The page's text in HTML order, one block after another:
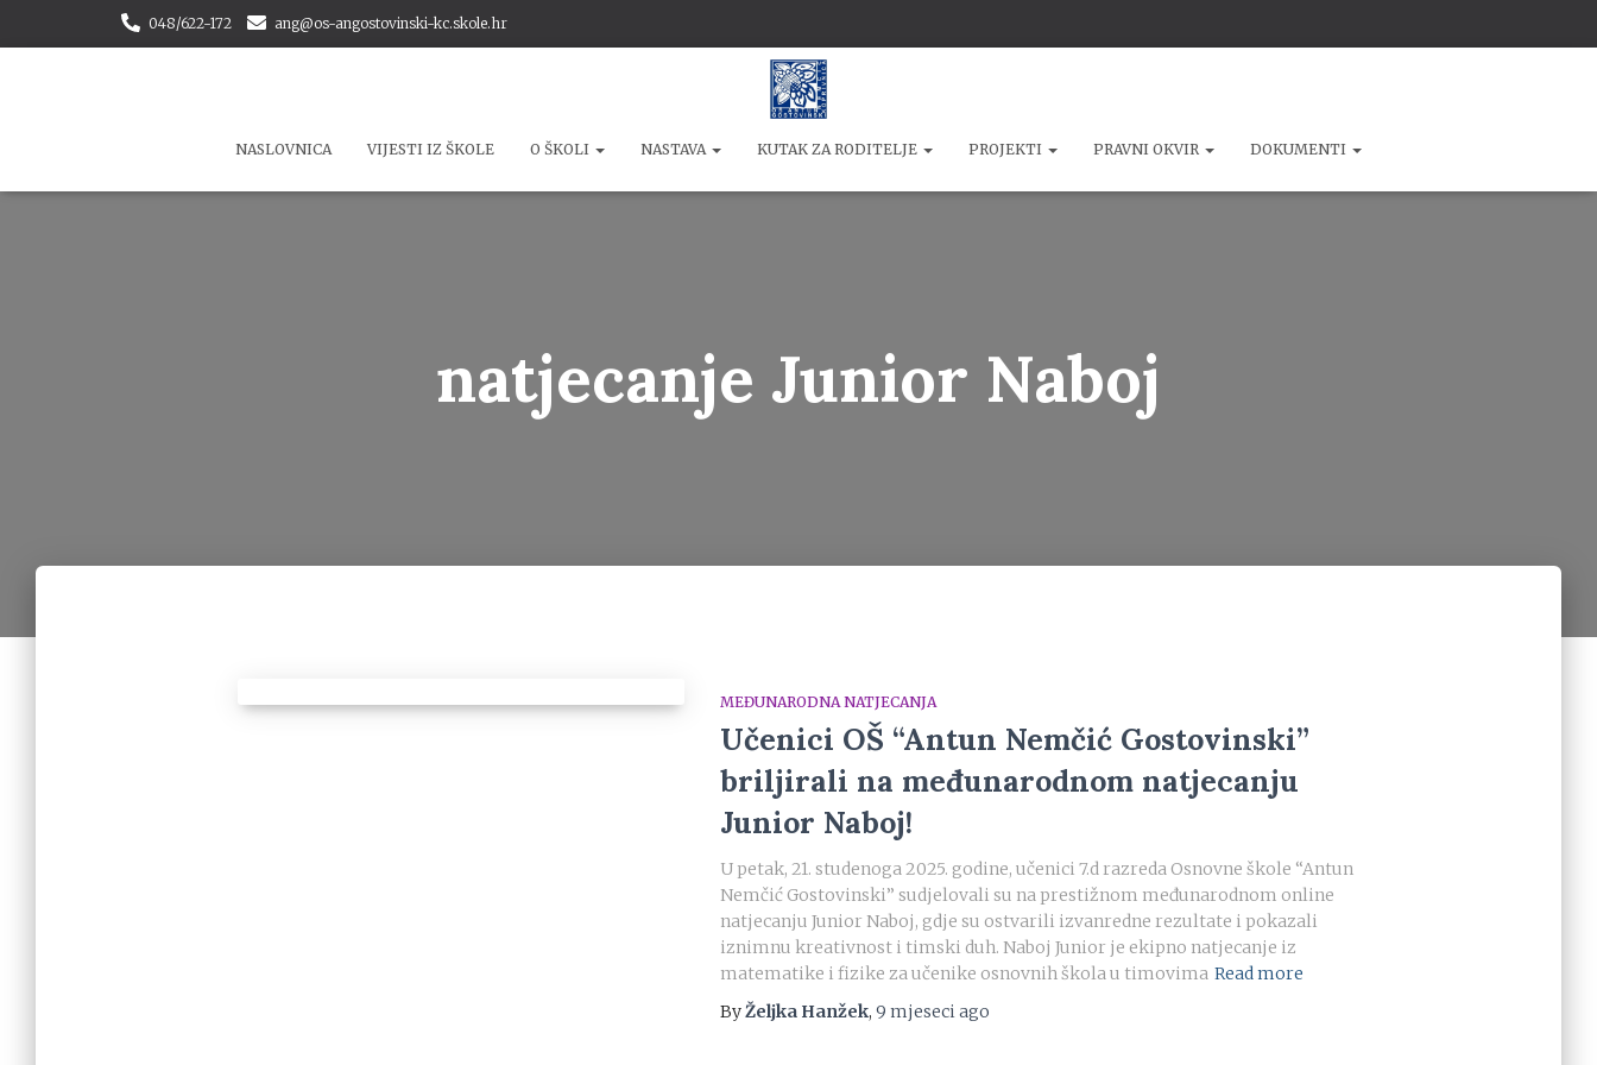
048/622-172 ang@os-angostovinski-kc.skole.hr
NASLOVNICA VIJESTI IZ ŠKOLE O ŠKOLI NASTAVA KUTAK ZA RODITELJE PROJEKTI PRAVNI OKVIR DOKUMENTI
natjecanje Junior Naboj
MEĐUNARODNA NATJECANJA
Učenici OŠ “Antun Nemčić Gostovinski”
briljirali na međunarodnom natjecanju
Junior Naboj!
U petak, 21. studenoga 2025. godine, učenici 7.d razreda Osnovne škole “Antun
Nemčić Gostovinski” sudjelovali su na prestižnom međunarodnom online
natjecanju Junior Naboj, gdje su ostvarili izvanredne rezultate i pokazali
iznimnu kreativnost i timski duh. Naboj Junior je ekipno natjecanje iz
matematike i fizike za učenike osnovnih škola u timovima Read more
ByŽeljka Hanžek, 9 mjeseciago